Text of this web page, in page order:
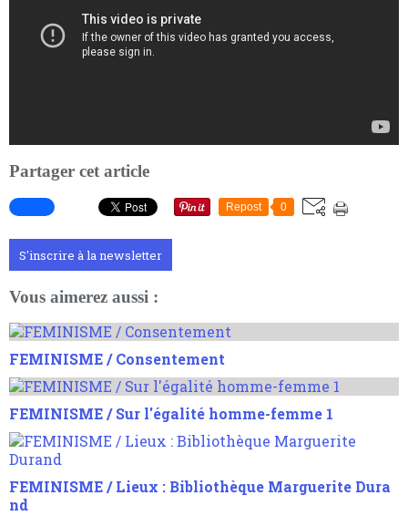
Partager cet article
Repost 0
S'inscrire à la newsletter
Vous aimerez aussi :
FEMINISME / Consentement
FEMINISME / Sur l'égalité homme-femme 1
FEMINISME / Lieux : Bibliothèque Marguerite Dura
nd